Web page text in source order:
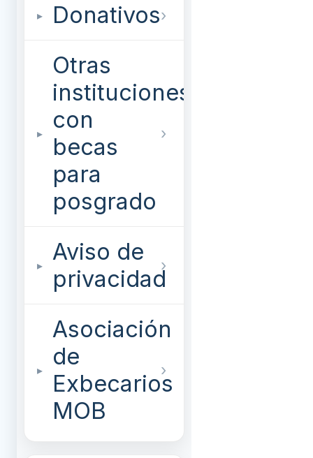
Donativos
Otras
instituciones
con
becas
para
posgrado
Aviso de
privacidad
Asociación
de
Exbecarios
MOB